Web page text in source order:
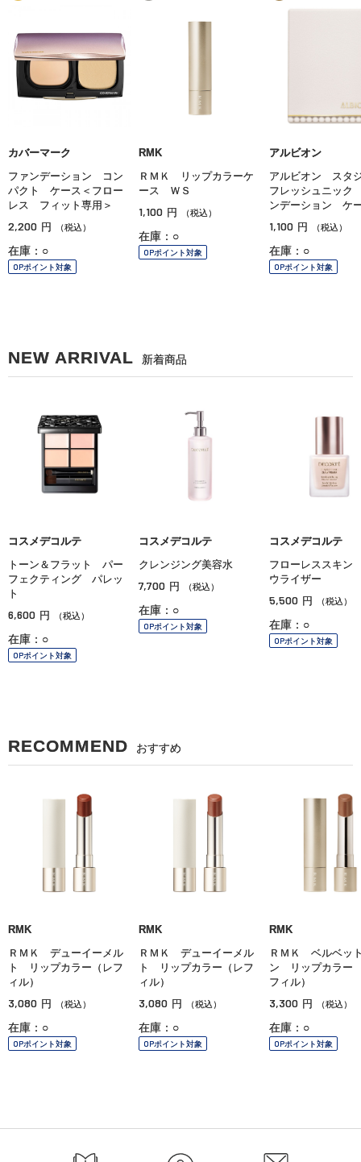
カバーマーク
ファンデーション コン
パクト ケース＜フロー
レス フィット専用＞
2,200 円 （税込）
在庫：○
OPポイント対象
RMK
ＲＭＫ リップカラーケ
ース ＷＳ
1,100 円 （税込）
在庫：○
OPポイント対象
アルビオン
アルビオン ス
フレッシュニッ
ンデーション ケ
1,100 円 （税込）
在庫：○
OPポイント対象
NEW ARRIVAL 新着商品
コスメデコルテ
トーン＆フラット パー
フェクティング パレッ
ト
6,600 円 （税込）
在庫：○
OPポイント対象
コスメデコルテ
クレンジング美容水
7,700 円 （税込）
在庫：○
OPポイント対象
コスメデコルテ
フローレススキ
ウライザー
5,500 円 （税込）
在庫：○
OPポイント対象
RECOMMEND おすすめ
RMK
ＲＭＫ デューイーメル
ト リップカラー（レフ
ィル）
3,080 円 （税込）
在庫：○
OPポイント対象
RMK
ＲＭＫ デューイーメル
ト リップカラー（レフ
ィル）
3,080 円 （税込）
在庫：○
OPポイント対象
RMK
ＲＭＫ ベルベッ
ン リップカラー
フィル）
3,300 円 （税込）
在庫：○
OPポイント対象